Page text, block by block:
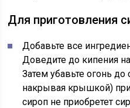
Для приготовления
Добавьте все
Доведите до кипения
Затем убавьте огонь
накрывая крышкой)
сироп не приобретет